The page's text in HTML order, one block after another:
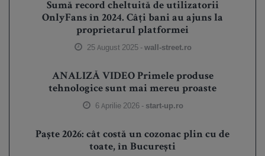
Sumă record cheltuită de utilizatorii
OnlyFans în 2024. Câți bani au ajuns la
proprietarul platformei
25 August 2025 -wall-street.ro
ANALIZĂ VIDEO Primele produse
tehnologice sunt mai mereu proaste
6 Aprilie 2026 - start-up.ro
Paște 2026: cât costă un cozonac plin cu de
toate, în București